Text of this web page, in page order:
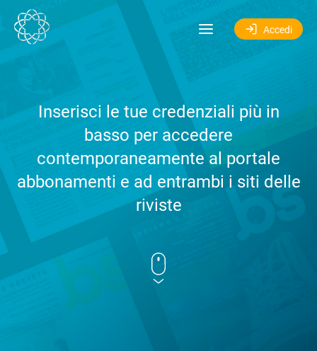
Salta al contenuto
Accedi
Inserisci le tue credenziali più in
basso per accedere
contemporaneamente al portale
abbonamenti e ad entrambi i siti delle
riviste